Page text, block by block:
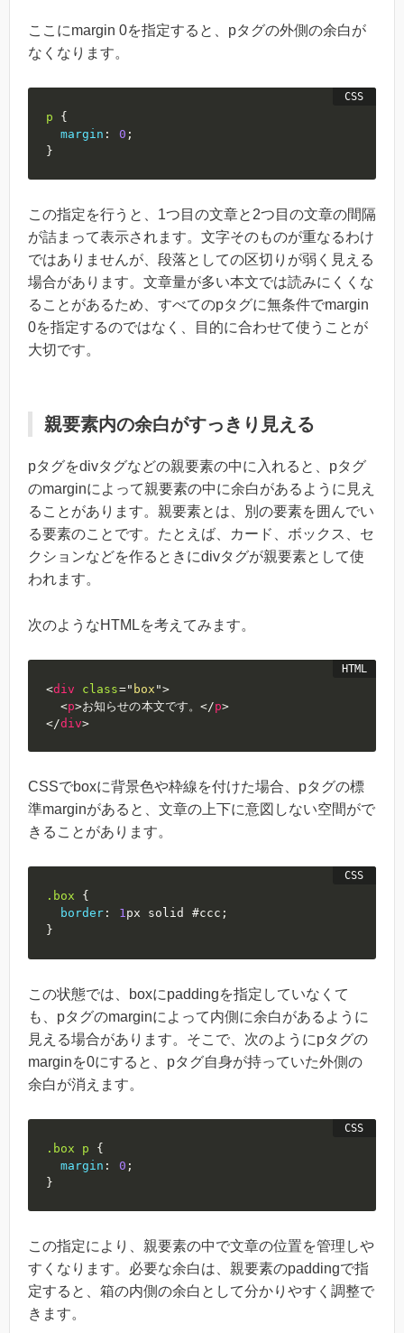
ここにmargin 0を指定すると、pタグの外側の余白が
なくなります。
p
{
margin : 0 ;
}
この指定を行うと、1つ目の文章と2つ目の文章の間隔
が詰まって表示されます。文字そのものが重なるわけ
ではありませんが、段落としての区切りが弱く見える
場合があります。文章量が多い本文では読みにくくな
ることがあるため、すべてのpタグに無条件でmargin
0を指定するのではなく、目的に合わせて使うことが
大切です。
親要素内の余白がすっきり見える
pタグをdivタグなどの親要素の中に入れると、pタグ
のmarginによって親要素の中に余白があるように見え
ることがあります。親要素とは、別の要素を囲んでい
る要素のことです。たとえば、カード、ボックス、セ
クションなどを作るときにdivタグが親要素として使
われます。
次のようなHTMLを考えてみます。
<div class=" box ">
<p>お知らせの本文です。</p>
</div>
CSSでboxに背景色や枠線を付けた場合、pタグの標
準marginがあると、文章の上下に意図しない空間がで
きることがあります。
.box
{
border : 1px solid #ccc ;
}
この状態では、boxにpaddingを指定していなくて
も、pタグのmarginによって内側に余白があるように
見える場合があります。そこで、次のようにpタグの
marginを0にすると、pタグ自身が持っていた外側の
余白が消えます。
.box p
{
margin : 0 ;
}
この指定により、親要素の中で文章の位置を管理しや
すくなります。必要な余白は、親要素のpaddingで指
定すると、箱の内側の余白として分かりやすく調整で
きます。